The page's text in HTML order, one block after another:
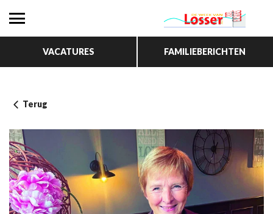
VACATURES FAMILIEBERICHTEN
Terug